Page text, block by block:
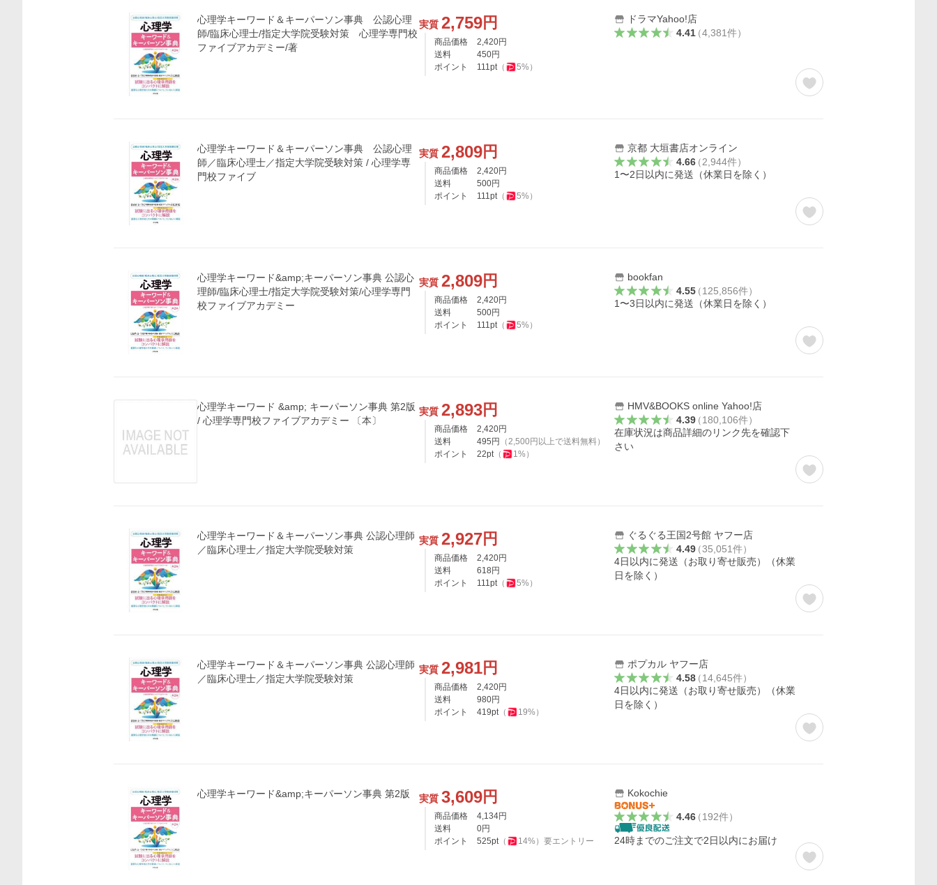
心理学キーワード＆キーパーソン事典 公認心理
師/臨床心理士/指定大学院受験対策 心理学専門校
ファイブアカデミー/著
実質 2,759円
商品価格 2,420円
送料
450円
ポイント
111pt（ 5%）
ドラマYahoo!店
4.41（4,381件）
心理学キーワード＆キーパーソン事典 公認心理
師／臨床心理士／指定大学院受験対策 / 心理学専
門校ファイブ
実質 2,809円
商品価格 2,420円
送料
500円
ポイント
111pt（ 5%）
京都 大垣書店オンライン
4.66（2,944件）
1〜2日以内に発送（休業日を除く）
心理学キーワード&amp;キーパーソン事典 公認心
理師/臨床心理士/指定大学院受験対策/心理学専門
校ファイブアカデミー
実質 2,809円
商品価格 2,420円
送料
500円
ポイント
111pt（ 5%）
bookfan
4.55（125,856件）
1〜3日以内に発送（休業日を除く）
心理学キーワード &amp; キーパーソン事典 第2版
/ 心理学専門校ファイブアカデミー 〔本〕
実質 2,893円
商品価格 2,420円
送料
495 円 （2,500 円以上で送料無料）
ポイント
22pt（ 1%）
HMV&BOOKS online Yahoo!店
4.39（180,106件）
在庫状況は商品詳細のリンク先を確認下
さい
心理学キーワード＆キーパーソン事典 公認心理師
／臨床心理士／指定大学院受験対策
実質 2,927円
商品価格 2,420円
送料
618 円
ポイント
111pt（ 5%）
ぐるぐる王国2号館 ヤフー店
4.49（35,051件）
4日以内に発送（お取り寄せ販売）（休業
日を除く）
心理学キーワード＆キーパーソン事典 公認心理師
／臨床心理士／指定大学院受験対策
実質 2,981円
商品価格 2,420円
送料
980円
ポイント
419pt（ 19%）
ポプカル ヤフー店
4.58（14,645件）
4日以内に発送（お取り寄せ販売）（休業
日を除く）
心理学キーワード&amp;キーパーソン事典 第2版 実質 3,609円
商品価格 4,134円
送料
0円
ポイント
525pt（ 14%） 要エントリー
Kokochie
4.46（192件）
24時までのご注文で2日以内にお届け